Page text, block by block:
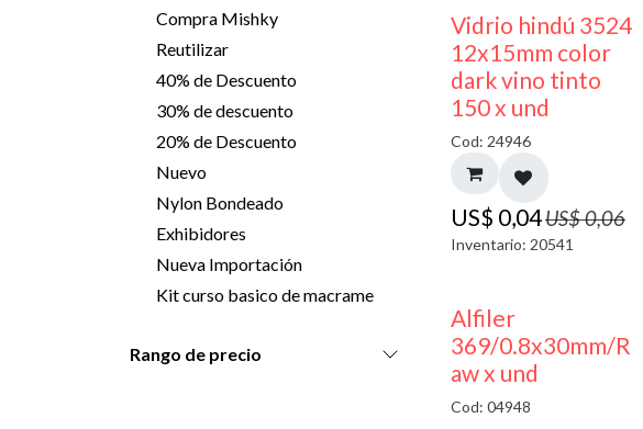
Compra Mishky
Reutilizar
40% de Descuento
30% de descuento
20% de Descuento
Nuevo
Nylon Bondeado
Exhibidores
Nueva Importación
Kit curso basico de macrame
Rango de precio
40% DESCUENTO
Vidrio hindú 3524
12x15mm color
dark vino tinto
150 x und
Cod: 24946
US$ 0,04US$0,06
Inventario: 20541
Alfiler
369/0.8x30mm/R
aw x und
Cod: 04948